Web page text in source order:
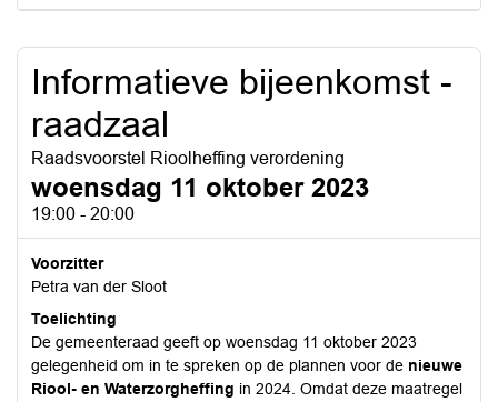
Informatieve bijeenkomst -
raadzaal
Raadsvoorstel Rioolheffing verordening
woensdag 11 oktober 2023
19:00 - 20:00
Voorzitter
Petra van der Sloot
Toelichting
De gemeenteraad geeft op woensdag 11 oktober 2023
gelegenheid om in te spreken op de plannen voor de nieuwe
Riool- en Waterzorgheffing in 2024. Omdat deze maatregel